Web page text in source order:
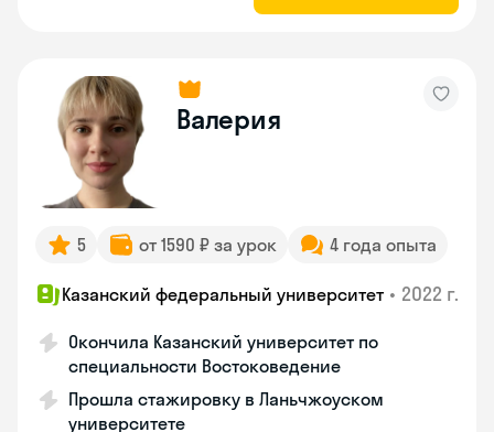
Валерия
5 от 1590 ₽ за урок 4 года опыта
Казанский федеральный университет • 2022 г.
Окончила Казанский университет по
специальности Востоковедение
Прошла стажировку в Ланьчжоуском
университете